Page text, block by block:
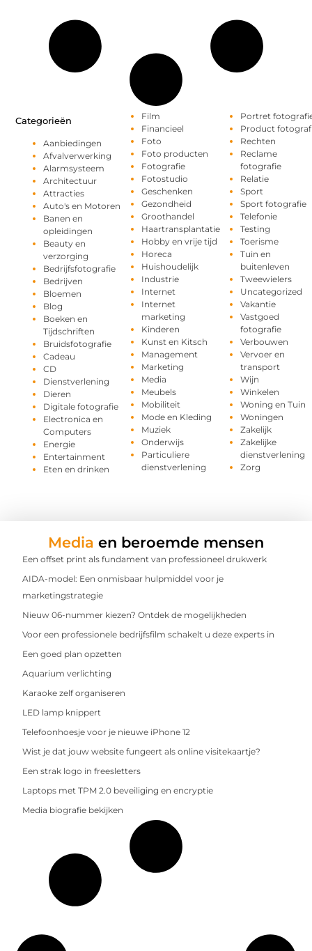
Categorieën
Aanbiedingen
Afvalverwerking
Alarmsysteem
Architectuur
Attracties
Auto's en Motoren
Banen en
opleidingen
Beauty en
verzorging
Bedrijfsfotografie
Bedrijven
Bloemen
Blog
Boeken en
Tijdschriften
Bruidsfotografie
Cadeau
CD
Dienstverlening
Dieren
Digitale fotografie
Electronica en
Computers
Energie
Entertainment
Eten en drinken
Film
Financieel
Foto
Foto producten
Fotografie
Fotostudio
Geschenken
Gezondheid
Groothandel
Haartransplantatie
Hobby en vrije tijd
Horeca
Huishoudelijk
Industrie
Internet
Internet
marketing
Kinderen
Kunst en Kitsch
Management
Marketing
Media
Meubels
Mobiliteit
Mode en Kleding
Muziek
Onderwijs
Particuliere
dienstverlening
Portret
Product
Rechten
Reclame
fotografie
Relatie
Sport
Sport fotografie
Telefonie
Testing
Toerisme
Tuin en
buitenleven
Tweewielers
Uncategorized
Vakantie
Vastgoed
fotografie
Verbouwen
Vervoer en
transport
Wijn
Winkelen
Woning en Tuin
Woningen
Zakelijk
Zakelijke
dienstverlening
Zorg
Media en beroemde mensen
Een offset print als fundament van professioneel drukwerk
AIDA-model: Een onmisbaar hulpmiddel voor je
marketingstrategie
Nieuw 06-nummer kiezen? Ontdek de mogelijkheden
Voor een professionele bedrijfsfilm schakelt u deze experts in
Een goed plan opzetten
Aquarium verlichting
Karaoke zelf organiseren
LED lamp knippert
Telefoonhoesje voor je nieuwe iPhone 12
Wist je dat jouw website fungeert als online visitekaartje?
Een strak logo in freesletters
Laptops met TPM 2.0 beveiliging en encryptie
Media biografie bekijken